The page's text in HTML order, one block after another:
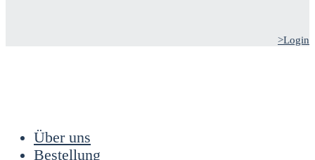
>Login
Über uns
Bestellung